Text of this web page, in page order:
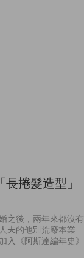
捲髮造型」
之後，兩年來都沒有
夫的他別荒廢本業
入《阿斯達編年史》